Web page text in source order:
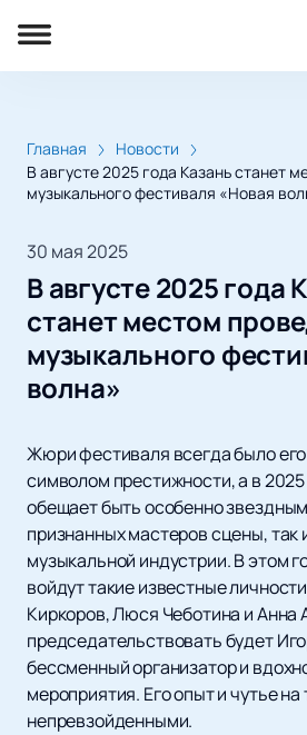
Главная
Новости
В августе 2025 года Казань станет
музыкального фестиваля «Новая
30 мая 2025
В августе 2025 года
станет местом
музыкального
волна»
Жюри фестиваля всегда было
символом престижности, а в 2025
обещает быть особенно
признанных мастеров сцены, так
музыкальной индустрии. В этом
войдут такие известные
Киркоров, Люся Чеботина и Анна
председательствовать будет
бессменный организатор и
мероприятия. Его опыт и чутье
непревзойденными.